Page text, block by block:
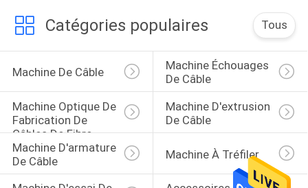
Catégories populaires Tous
Machine De Câble
Machine Échouages
De Câble
Machine Optique De
Fabrication De
Câbles De Fibre
Machine D'extrusion
De Câble
Machine D'armature
De Câble
Machine À Tréfiler